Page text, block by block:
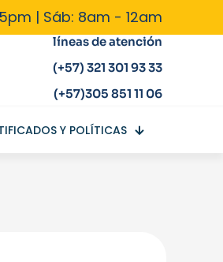
| Sáb: 8am - 12am
líneas de atención
(+57) 321 301 93 33
(+57)305 851 11 06
Y POLÍTICAS